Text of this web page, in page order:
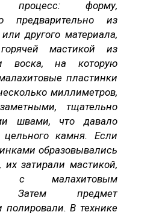
процесс: форму,
предварительно из
другого материала,
мастикой из
воска, на которую
пластинки
миллиметров,
тщательно
швами, что давало
цельного камня. Если
образовывались
затирали мастикой,
с малахитовым
Затем предмет
В технике